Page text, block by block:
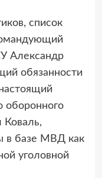
список
Александр
обязанности
оборонного
Коваль,
в базе МВД как
уголовной